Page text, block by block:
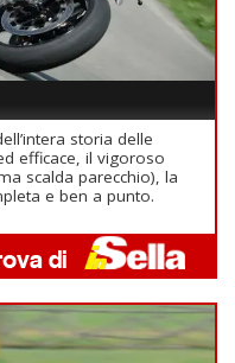
storia delle
efficace, il vigoroso
scalda parecchio), la
e ben a punto.